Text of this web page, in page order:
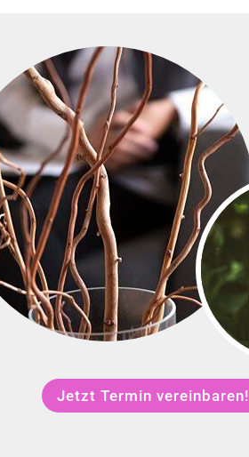
Jetzt Termin vereinbaren!